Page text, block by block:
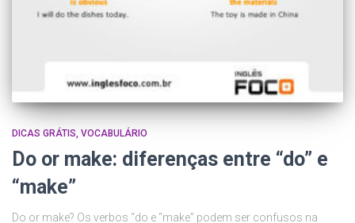
DICAS GRÁTIS VOCABULÁRIO
Do or make: diferenças entre “do” e
“make”
Do or make? Os verbos “do e “make” podem ser confusos na